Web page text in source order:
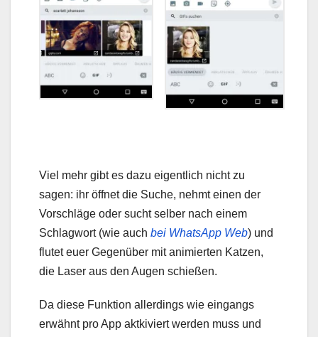
Viel mehr gibt es dazu eigentlich nicht zu
sagen: ihr öffnet die Suche, nehmt einen der
Vorschläge oder sucht selber nach einem
Schlagwort (wie auch bei WhatsApp Web) und
flutet euer Gegenüber mit animierten Katzen,
die Laser aus den Augen schießen.
Da diese Funktion allerdings wie eingangs
erwähnt pro App aktkiviert werden muss und